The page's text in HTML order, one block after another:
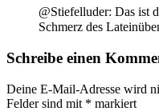
@Stiefelluder: Das ist
Schmerz des
Schreibe einen
Deine E-Mail-Adresse wird
Felder sind mit * markiert